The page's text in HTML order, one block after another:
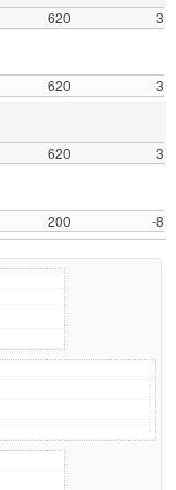
620
3
620
3
620
3
200 -8